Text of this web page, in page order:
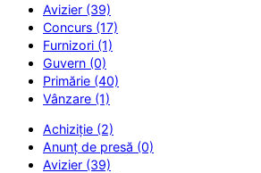
Avizier (39)
Concurs (17)
Furnizori (1)
Guvern (0)
Primărie (40)
Vânzare (1)
Achiziție (2)
Anunț de presă (0)
Avizier (39)